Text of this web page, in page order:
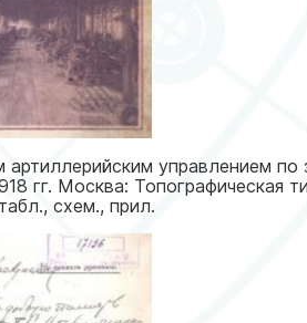
управлением по
гг. Москва: Топографическая
схем., прил.